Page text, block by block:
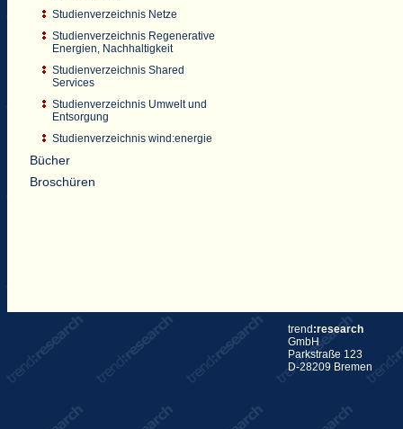
Studienverzeichnis Netze
Studienverzeichnis Regenerative
Energien, Nachhaltigkeit
Studienverzeichnis Shared
Services
Studienverzeichnis Umwelt und
Entsorgung
Studienverzeichnis wind:energie
Bücher
Broschüren
trend :research
GmbH
Parkstraße 123
D-28209 Bremen